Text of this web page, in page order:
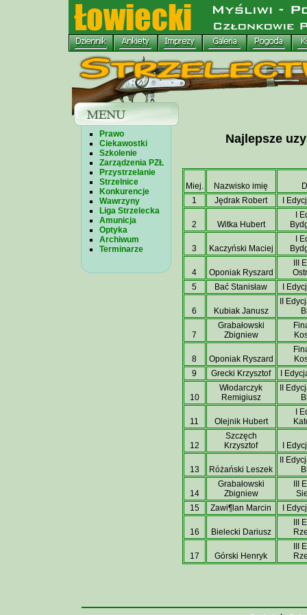
Prawo
Ciekawostki
Szkolenie
Zarządzenia PZŁ
Przystrzelanie
Strzelnice
Konkurencje
Wawrzyny
Liga Strzelecka
Amunicja
Optyka
Archiwum
Terminarze
Najlepsze
Miej. Nazwisko imię
1
Jędrak Robert I
2 Witka Hubert
I
3 Kaczyński Maciej
I
4 Oponiak Ryszard
III
5
Bać Stanisław I
6 Kubiak Janusz
II
7
Grabałowski
Zbigniew
8 Oponiak Ryszard
9
Grecki Krzysztof I
10
Włodarczyk
Remigiusz
II
11 Olejnik Hubert
I
12
Szczęch
Krzysztof
I
13 Różański Leszek
II
14
Grabałowski
Zbigniew
III
15
Zawi¶lan Marcin I
16 Bielecki Dariusz
III
17 Górski Henryk
III